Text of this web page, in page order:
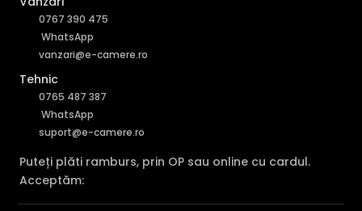
0767 390 475
WhatsApp
vanzari@e-camere.ro
Tehnic
0765 487 387
WhatsApp
suport@e-camere.ro
Puteți plăti ramburs, prin OP sau online cu cardul.
Acceptăm: